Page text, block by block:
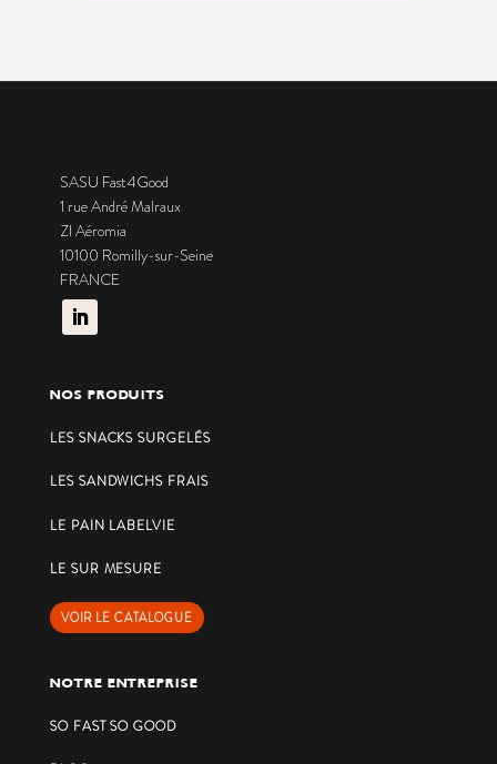
SASU Fast4Good
1 rue André Malraux
ZI Aéromia
10100 Romilly-sur-Seine
FRANCE
NOS PRODUITS
LES SNACKS SURGELÉS
LES SANDWICHS FRAIS
LE PAIN LABELVIE
LE SUR MESURE
VOIR LE CATALOGUE
NOTRE ENTREPRISE
SO FAST SO GOOD